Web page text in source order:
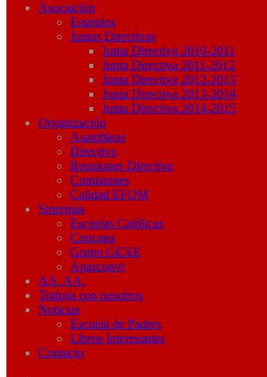
Asociación
Estatutos
Juntas Directivas
Junta Directiva 2010-2011
Junta Directiva 2011-2012
Junta Directiva 2012-2013
Junta Directiva 2013-2014
Junta Directiva 2014-2015
Organización
Asambleas
Directiva
Reuniones Directiva
Comisiones
Calidad EFQM
Sinergias
Escuelas Católicas
Concapa
Grupo GEXE
Apasconvi
AA. AA.
Trabaja con nosotros
Noticias
Escuela de Padres
Libros Interesantes
Contacto